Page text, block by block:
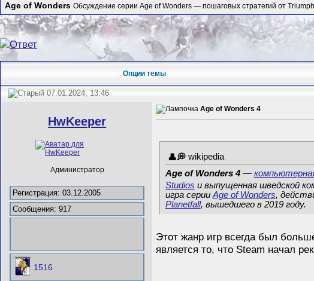
Age of Wonders Обсуждение серии Age of Wonders — пошаговых стратегий от
Опции темы
07.01.2024, 13:46
HwKeeper
Администратор
Регистрация: 03.12.2005
Сообщения: 917
1516
Age of Wonders 4
wikipedia
Age of Wonders 4—
Studios и выпущенная шведской
игра серии Age of Wonders,
Planetfall, вышедшего в 2019 году.
Этот жанр игр всегда был
является то, что Steam начал